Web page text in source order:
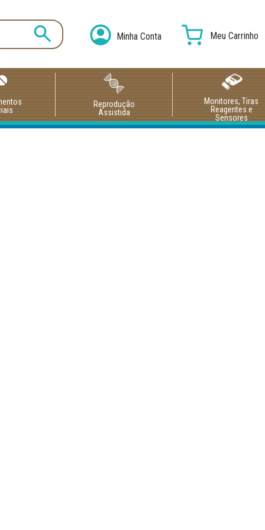
Minha Conta Meu Carrinho
Reprodução
Assistida
Monitores, Tiras
Reagentes e
Sensores